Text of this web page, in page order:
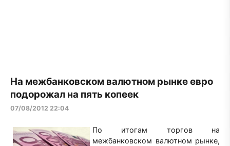
На межбанковском валютном рынке евро
подорожал на пять копеек
07/08/2012 22:04
По итогам торгов на
межбанковском валютном рынке,